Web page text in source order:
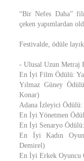
“Bir Nefes Daha”
çeken yapımlardan
Festivalde, ödüle
- Ulusal Uzun Metraj
En İyi Film Ödülü:
Yılmaz Güney
Konar)
Adana İzleyici Ödülü:
En İyi Yönetmen
En İyi Senaryo
En İyi Kadın
Demirel)
En İyi Erkek Oyuncu